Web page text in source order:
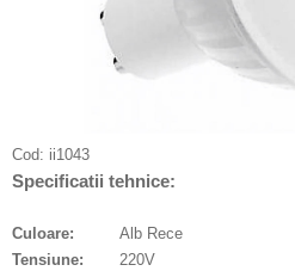
Cod: ii1043
Specificatii tehnice:
Culoare:
Alb Rece
Tensiune:
220V